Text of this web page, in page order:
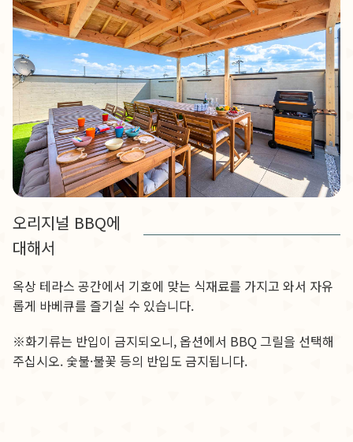
오리지널 BBQ에
대해서
옥상 테라스 공간에서 기호에 맞는 식재료를 가지고 와서 자유
롭게 바베큐를 즐기실 수 있습니다.
※화기류는 반입이 금지되오니, 옵션에서 BBQ 그릴을 선택해
주십시오. 숯불·불꽃 등의 반입도 금지됩니다.